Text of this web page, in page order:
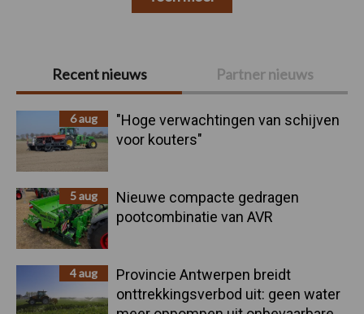
Primaire
Sidebar
Recent nieuws Partner nieuws
6 aug
"Hoge verwachtingen van schijven
voor kouters"
5 aug
Nieuwe compacte gedragen
pootcombinatie van AVR
4 aug
Provincie Antwerpen breidt
onttrekkingsverbod uit: geen water